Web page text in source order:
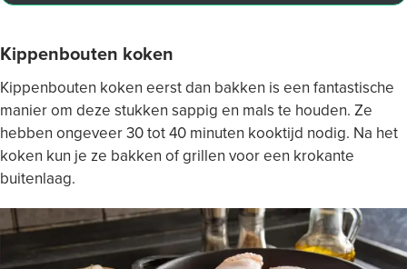
Kippenbouten koken
Kippenbouten koken eerst dan bakken is een fantastische
manier om deze stukken sappig en mals te houden. Ze
hebben ongeveer 30 tot 40 minuten kooktijd nodig. Na het
koken kun je ze bakken of grillen voor een krokante
buitenlaag.